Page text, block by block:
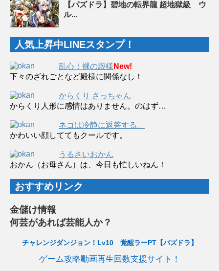
【パズドラ】碧地の転界龍 超地獄級 ウ
ル...
人気上昇中LINEスタンプ！
乱心！裸の殿様 New!
下々のざれごとなど殿様に関係なし！
からくり さっちゃん
からくり人形に感情はありません。のはず…
ネコは冷静に返答する。
かわいい顔しててもクールです。
うるさいおかん
おかん（お母さん）は、今日も忙しいねん！
おすすめリンク
金儲け情報
何芸があれば芸能人か？
チャレンジダンジョン！Lv10 覚醒ラーPT【パズドラ】
ゲーム攻略動画再生回数支援サイト！